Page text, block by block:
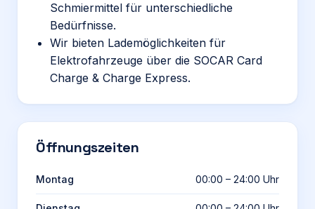
Schmiermittel für unterschiedliche
Bedürfnisse.
Wir bieten Lademöglichkeiten für
Elektrofahrzeuge über die SOCAR Card
Charge & Charge Express.
Öffnungszeiten
Montag 00:00 – 24:00 Uhr